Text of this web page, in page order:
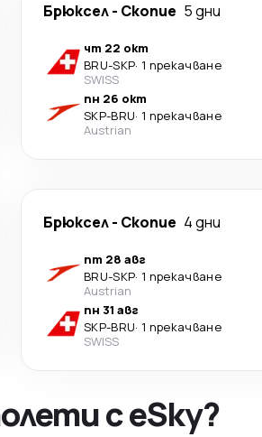
Брюксел- Скопие 5 дни
чт 22 окт
BRU-SKP· 1 прекачване
SWISS
пн 26 окт
SKP-BRU· 1 прекачване
Austrian
Брюксел- Скопие 4 дни
пт 28 авг
BRU-SKP· 1 прекачване
Austrian
пн 31 авг
SKP-BRU· 1 прекачване
SWISS
с eSky?